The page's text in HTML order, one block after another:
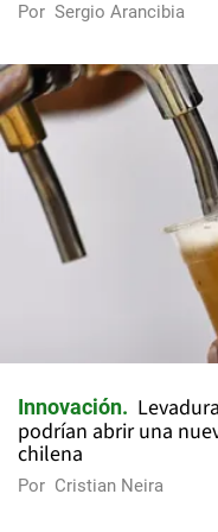
Por Sergio Arancibia
Innovación
podrían abrir una
chilena
Por Cristian Neira